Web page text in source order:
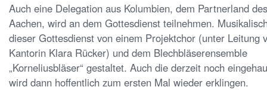
Auch eine Delegation aus Kolumbien, dem Partnerland
Aachen, wird an dem Gottesdienst teilnehmen.
dieser Gottesdienst von einem Projektchor (unter Leitung
Kantorin Klara Rücker) und dem Blechbläserensemble
„Korneliusbläser“ gestaltet. Auch die derzeit noch
wird dann hoffentlich zum ersten Mal wieder erklingen.